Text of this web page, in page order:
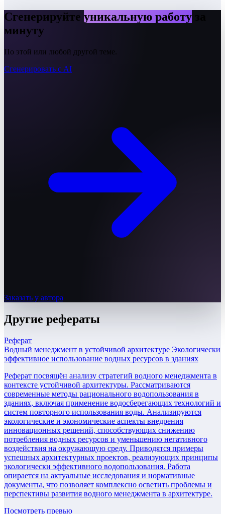
Сгенерируйте уникальную работу
минуту
По этой или любой другой теме.
Сгенерировать с AI
Заказать у автора
Другие рефераты
Реферат
Водный менеджмент в устойчивой архитектуре Экологически
эффективное использование водных ресурсов в зданиях
Реферат посвящён анализу стратегий водного менеджмента в
контексте устойчивой архитектуры. Рассматриваются
современные методы рационального водопользования в
зданиях, включая применение водосберегающих технологий и
систем повторного использования воды. Анализируются
экологические и экономические аспекты внедрения
инновационных решений, способствующих снижению
потребления водных ресурсов и уменьшению негативного
воздействия на окружающую среду. Приводятся примеры
успешных архитектурных проектов, реализующих принципы
экологически эффективного водопользования. Работа
опирается на актуальные исследования и нормативные
документы, что позволяет комплексно осветить проблемы и
перспективы развития водного менеджмента в архитектуре.
Посмотреть превью